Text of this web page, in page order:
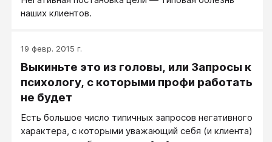
наших клиентов.
19 февр. 2015 г.
Выкиньте это из головы, или Запросы к
психологу, с которыми профи работать
не будет
Есть большое число типичных запросов негативного
характера, с которыми уважающий себя (и клиента)